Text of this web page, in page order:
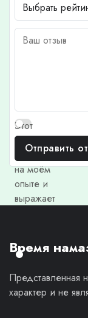
Этот
отзыв
основан
на моём
опыте и
выражает
мнение.
Отправить
Время
Представленная
характер и не